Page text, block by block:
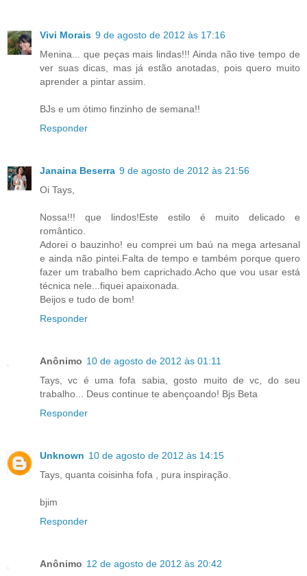
Vivi Morais 9 de agosto de 2012 às 17:16
Menina... que peças mais lindas!!! Ainda não tive tempo de
ver suas dicas, mas já estão anotadas, pois quero muito
aprender a pintar assim.
BJs e um ótimo finzinho de semana!!
Responder
Janaina Beserra 9 de agosto de 2012 às 21:56
Oi Tays,
Nossa!!! que lindos!Este estilo é muito delicado e
romântico.
Adorei o bauzinho! eu comprei um baú na mega artesanal
e ainda não pintei.Falta de tempo e também porque quero
fazer um trabalho bem caprichado.Acho que vou usar está
técnica nele...fiquei apaixonada.
Beijos e tudo de bom!
Responder
Anônimo 10 de agosto de 2012 às 01:11
Tays, vc é uma fofa sabia, gosto muito de vc, do seu
trabalho... Deus continue te abençoando! Bjs Beta
Responder
Unknown 10 de agosto de 2012 às 14:15
Tays, quanta coisinha fofa , pura inspiração.
bjim
Responder
Anônimo 12 de agosto de 2012 às 20:42